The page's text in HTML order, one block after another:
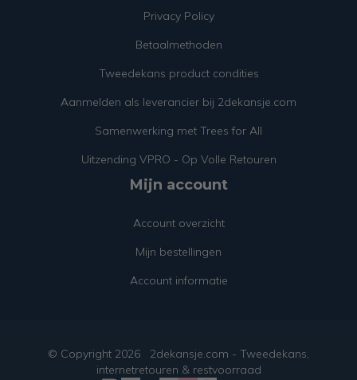
Privacy Policy
Betaalmethoden
Tweedekans product condities
Aanmelden als leverancier bij 2dekansje.com
Samenwerking met Trees for All
Uitzending VPRO - Op Volle Retouren
Mijn account
Account overzicht
Mijn bestellingen
Account informatie
© Copyright 2026
2dekansje.com - Tweedekans,
internetretouren & restvoorraad